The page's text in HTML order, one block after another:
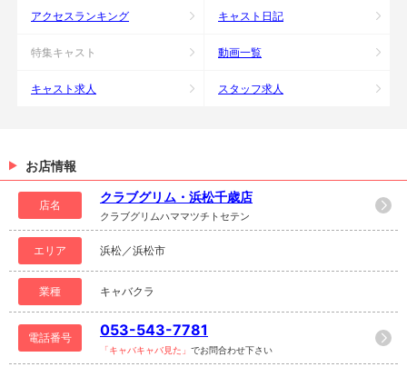
アクセスランキング キャスト日記
特集キャスト 動画一覧
キャスト求人 スタッフ求人
お店情報
店名
クラブグリム・浜松千歳店
クラブグリムハママツチトセテン
エリア 浜松／浜松市
業種 キャバクラ
電話番号 053-543-7781
「キャバキャバ見た」 でお問合わせ下さい